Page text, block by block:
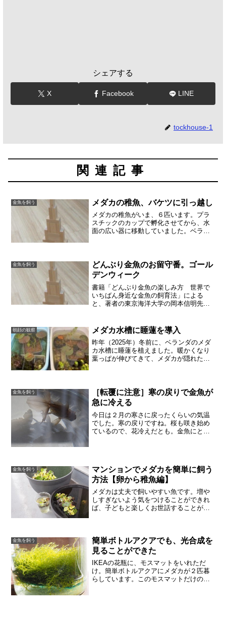
シェアする
X Facebook LINE
tockhouse-1
関連記事
金魚を飼う メダカの稚魚、バケツに引っ越し
メダカの稚魚がいま、６匹います。プラ
スチックのカップで孵化させてから、水
面の広い器に移動していました。ベラン
て水を足したのですが、小...
金魚を飼う
どんぶり金魚のお留守番。ゴール
デンウィーク
書籍「どんぶり金魚の楽しみ方 世界で
いちばん身近な金魚の飼育法」による
と、著者の東京海洋大学の岡本信明先生
留守番について、２カ所で述べられてい
ます。1週間の留守の前、大...
朝顔の観察 メダカ水槽に睡蓮を導入
昨年（2025年）冬前に、ベランダのメダ
カ水槽に睡蓮を植えました。暖かくなり
葉っぱが伸びてきて、メダカが隠れたり
には金魚やメダカが...
金魚を飼う
［転覆に注意］寒の戻りで金魚が
急に冷える
今日は２月の寒さに戻ったくらいの気温
でした。寒の戻りですね。桜も咲き始め
ているので、花冷えだとも。金魚にとっ
金魚を飼う
マンションでメダカを簡単に飼う
方法【卵から稚魚編】
メダカは丈夫で飼いやすい魚です。増や
しすぎないよう気をつけることができれ
ば、子どもと楽しくお世話することがで
う。水草があると、非常に簡...
金魚を飼う
簡単ボトルアクアでも、光合成を
見ることができた
IKEAの花瓶に、モスマットをいれただ
け。簡単ボトルアクアにメダカが２匹暮
らしています。このモスマットだけのボ